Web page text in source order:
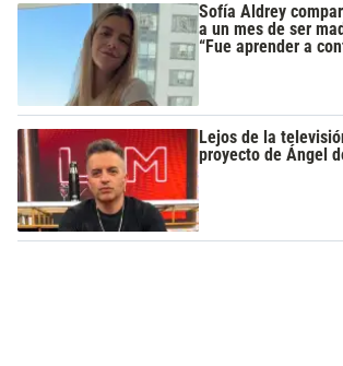
Sofía Aldrey
a un mes de ser
“Fue aprender a
Lejos de la
proyecto de Ángel